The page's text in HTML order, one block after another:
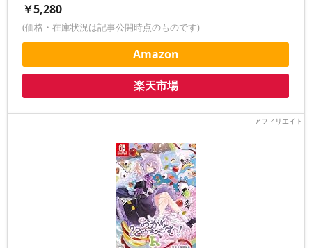
￥5,280
(価格・在庫状況は記事公開時点のものです)
Amazon
楽天市場